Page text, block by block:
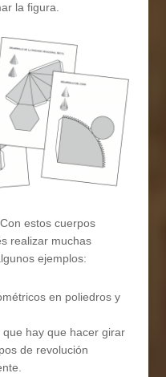
la figura.
estos cuerpos
realizar muchas
ejemplos:
en poliedros y
hay que hacer girar
de revolución